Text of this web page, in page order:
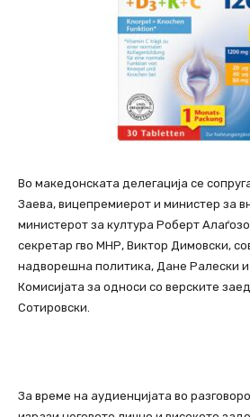
Во македонската делегација се
Заева, вицепремиерот и министер за
министерот за култура Роберт
секретар гво МНР, Виктор Димовски,
надворешна политика, Дане Ралески
Комисијата за односи со верските
Сотировски.
За време на аудиенцијата во